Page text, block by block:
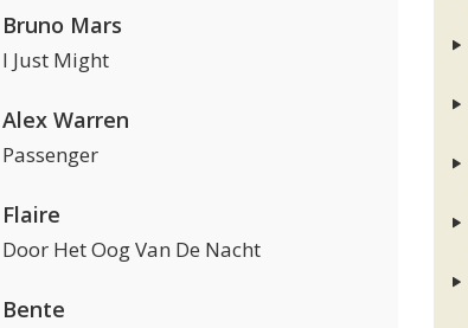
Bruno Mars
I Just Might
Alex Warren
Passenger
Flaire
Door Het Oog Van De Nacht
Bente